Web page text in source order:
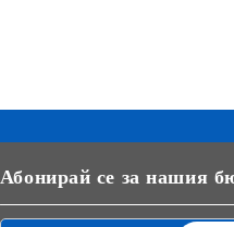
Абонирай се за нашия